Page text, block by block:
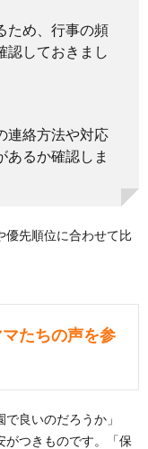
ため、行事の頻
認しておきまし
連絡方法や対応
あるか確認しま
優先順位に合わせて比
たちの声を参
良いのだろうか」
がつきものです。「保